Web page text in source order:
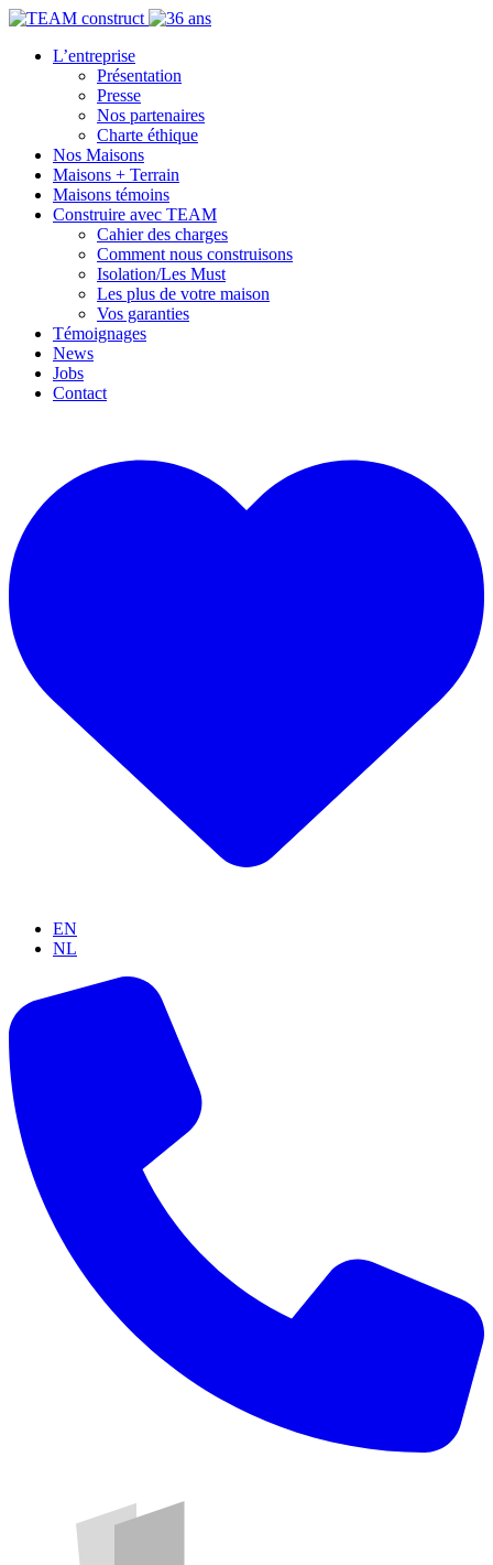
L’entreprise
Présentation
Presse
Nos partenaires
Charte éthique
Nos Maisons
Maisons + Terrain
Maisons témoins
Construire avec TEAM
Cahier des charges
Comment nous construisons
Isolation/Les Must
Les plus de votre maison
Vos garanties
Témoignages
News
Jobs
Contact
EN
NL